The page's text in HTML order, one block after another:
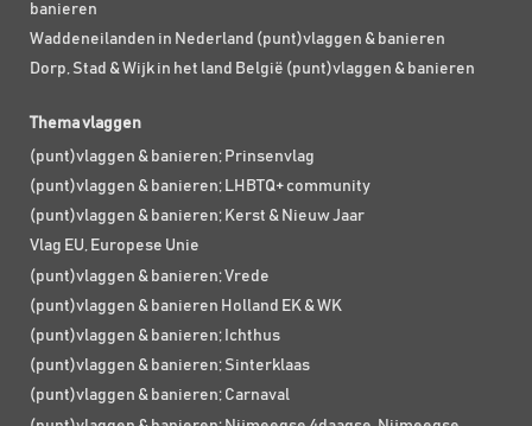
banieren
Waddeneilanden in Nederland (punt)vlaggen & banieren
Dorp, Stad & Wijk in het land België (punt)vlaggen & banieren
Thema vlaggen
(punt)vlaggen & banieren; Prinsenvlag
(punt)vlaggen & banieren; LHBTQ+ community
(punt)vlaggen & banieren; Kerst & Nieuw Jaar
Vlag EU, Europese Unie
(punt)vlaggen & banieren; Vrede
(punt)vlaggen & banieren Holland EK & WK
(punt)vlaggen & banieren; Ichthus
(punt)vlaggen & banieren; Sinterklaas
(punt)vlaggen & banieren; Carnaval